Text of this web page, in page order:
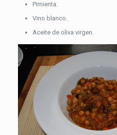
Pimienta.
Vino blanco.
Aceite de oliva virgen.